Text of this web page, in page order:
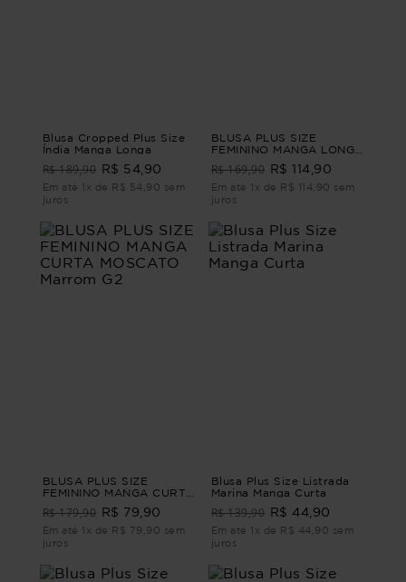
Blusa Cropped Plus Size
Índia Manga Longa
R$ 189,90 R$ 54,90
Em até 1x de R$ 54,90 sem
juros
BLUSA PLUS SIZE
FEMININO MANGA LONGA
QUEENSTOWN Vinho M -
44
R$ 169,90 R$ 114,90
Em até 1x de R$ 114,90 sem
juros
BLUSA PLUS SIZE
FEMININO MANGA CURTA
MOSCATO Marrom G2
R$ 179,90 R$ 79,90
Em até 1x de R$ 79,90 sem
juros
Blusa Plus Size Listrada
Marina Manga Curta
R$ 139,90 R$ 44,90
Em até 1x de R$ 44,90 sem
juros